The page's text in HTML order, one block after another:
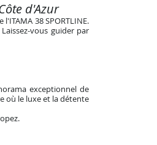
d'Azur
38 SPORTLINE.
vous guider par
exceptionnel de
où le luxe et la détente
.